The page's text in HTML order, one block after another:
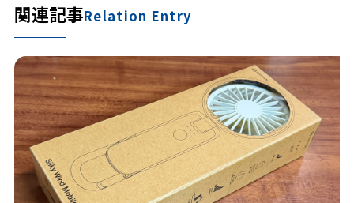
関連記事Relation Entry